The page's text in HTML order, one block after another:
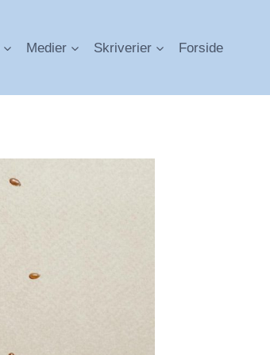
Medier Skriverier Forside